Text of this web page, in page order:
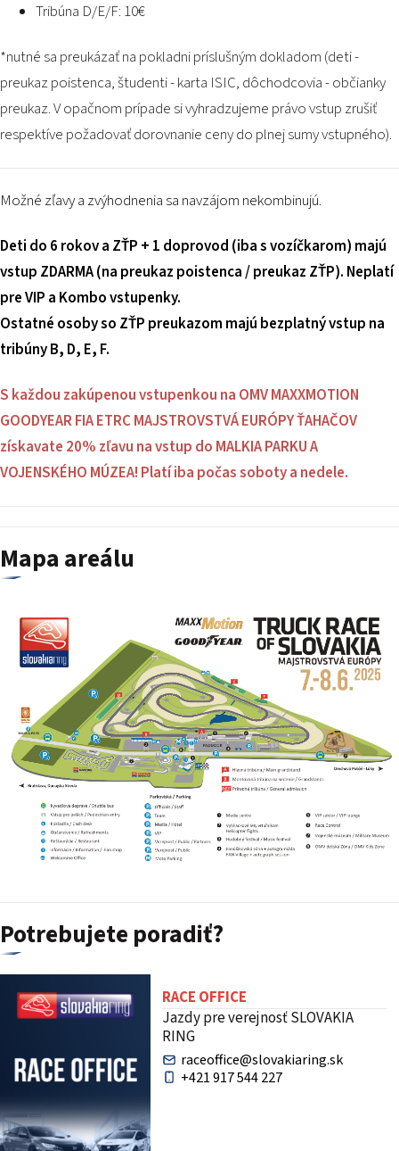
Tribúna D/E/F: 10€
*nutné sa preukázať na pokladni príslušným dokladom (deti -
preukaz poistenca, študenti - karta ISIC, dôchodcovia - občianky
preukaz. V opačnom prípade si vyhradzujeme právo vstup zrušiť
respektíve požadovať dorovnanie ceny do plnej sumy vstupného).
Možné zľavy a zvýhodnenia sa navzájom nekombinujú.
Deti do 6 rokov a ZŤP + 1 doprovod (iba s vozíčkarom) majú
vstup ZDARMA (na preukaz poistenca / preukaz ZŤP). Neplatí
pre VIP a Kombo vstupenky.
Ostatné osoby so ZŤP preukazom majú bezplatný vstup na
tribúny B, D, E, F.
S každou zakúpenou vstupenkou na OMV MAXXMOTION
GOODYEAR FIA ETRC MAJSTROVSTVÁ EURÓPY ŤAHAČOV
získavate 20% zľavu na vstup do MALKIA PARKU A
VOJENSKÉHO MÚZEA! Platí iba počas soboty a nedele.
Mapa areálu
Potrebujete poradiť?
RACE OFFICE
Jazdy pre verejnosť SLOVAKIA
RING
raceoffice@slovakiaring.sk
+421 917 544 227